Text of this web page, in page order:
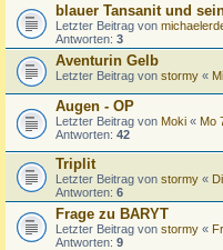
blauer Tansanit und
Letzter Beitrag von
Antworten: 3
Aventurin Gelb
Letzter Beitrag von stormy «
Augen - OP
Letzter Beitrag von Moki « Mo
Antworten: 42
Triplit
Letzter Beitrag von stormy «
Antworten: 6
Frage zu BARYT
Letzter Beitrag von stormy «
Antworten: 9